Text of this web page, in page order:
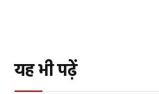
यह भी पढ़ें